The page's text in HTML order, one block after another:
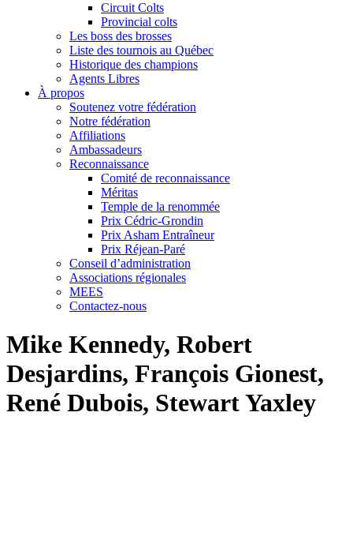
Circuit Colts
Provincial colts
Les boss des brosses
Liste des tournois au Québec
Historique des champions
Agents Libres
À propos
Soutenez votre fédération
Notre fédération
Affiliations
Ambassadeurs
Reconnaissance
Comité de reconnaissance
Méritas
Temple de la renommée
Prix Cédric-Grondin
Prix Asham Entraîneur
Prix Réjean-Paré
Conseil d’administration
Associations régionales
MEES
Contactez-nous
Mike Kennedy, Robert
Desjardins, François Gionest,
René Dubois, Stewart Yaxley